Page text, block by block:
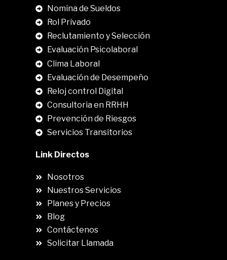
Nomina de Sueldos
Rol Privado
Reclutamiento y Selección
Evaluación Psicolaboral
Clima Laboral
Evaluación de Desempeño
Reloj control Digital
Consultoria en RRHH
Prevención de Riesgos
Servicios Transitorios
Link Directos
Nosotros
Nuestros Servicios
Planes y Precios
Blog
Contáctenos
Solicitar Llamada